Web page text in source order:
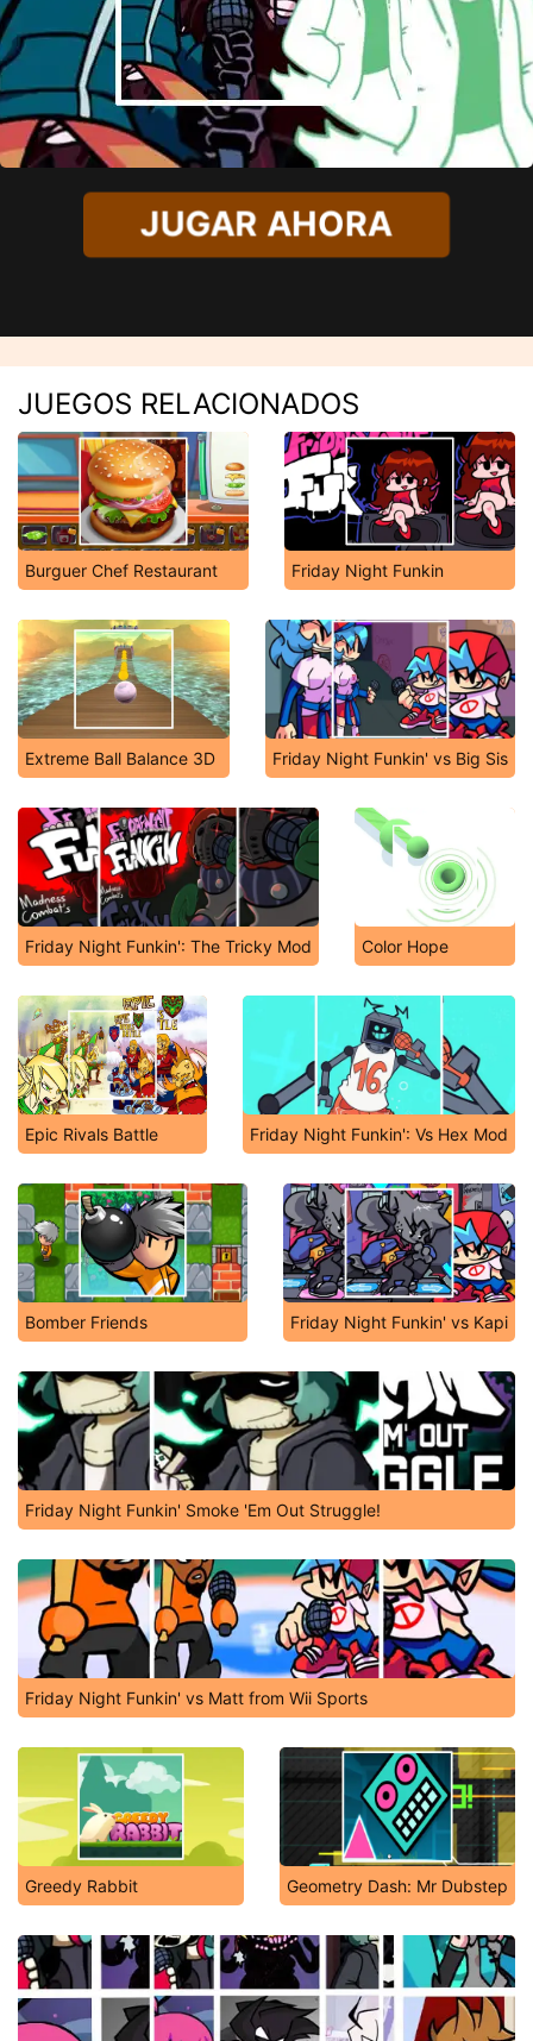
JUGAR AHORA
JUEGOS RELACIONADOS
Burguer Chef Restaurant Friday Night Funkin
Extreme Ball Balance 3D Friday Night Funkin' vs Big Sis
Friday Night Funkin': The Tricky Mod Color Hope
Epic Rivals Battle Friday Night Funkin': Vs Hex Mod
Bomber Friends Friday Night Funkin' vs Kapi
Friday Night Funkin' Smoke 'Em Out Struggle!
Friday Night Funkin' vs Matt from Wii Sports
Greedy Rabbit Geometry Dash: Mr Dubstep